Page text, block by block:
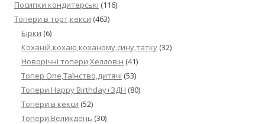
Посипки кондитерські (116)
Топери в торт,кекси (463)
Бірки (6)
Коханій,кохаю,коханому,сину,татку (32)
Новорічні топери,Хелловін (41)
Топер One,Таїнство,дитячі (53)
Топери Happy Birthday+ЗДН (80)
Топери в кекси (52)
Топери Великдень (30)